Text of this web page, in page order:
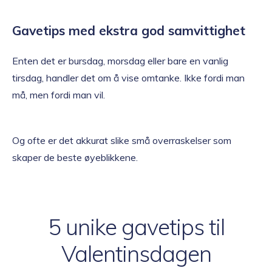
Gavetips med ekstra god samvittighet
Enten det er bursdag, morsdag eller bare en vanlig
tirsdag, handler det om å vise omtanke. Ikke fordi man
må, men fordi man vil.
Og ofte er det akkurat slike små overraskelser som
skaper de beste øyeblikkene.
5 unike gavetips til
Valentinsdagen